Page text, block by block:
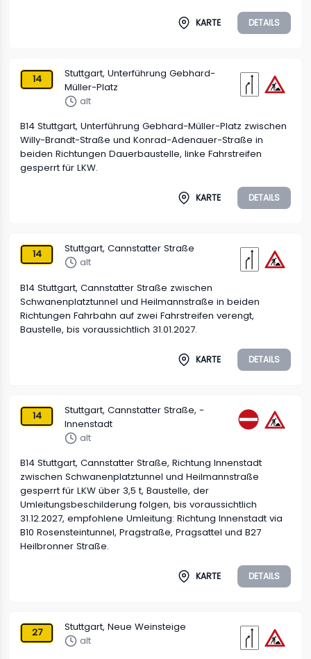
KARTE DETAILS
14
Stuttgart, Unterführung Gebhard-
Müller-Platz
alt
B14 Stuttgart, Unterführung Gebhard-Müller-Platz zwischen
Willy-Brandt-Straße und Konrad-Adenauer-Straße in
beiden Richtungen Dauerbaustelle, linke Fahrstreifen
gesperrt für LKW.
KARTE DETAILS
14
Stuttgart, Cannstatter Straße
alt
B14 Stuttgart, Cannstatter Straße zwischen
Schwanenplatztunnel und Heilmannstraße in beiden
Richtungen Fahrbahn auf zwei Fahrstreifen verengt,
Baustelle, bis voraussichtlich 31.01.2027.
KARTE DETAILS
14
Stuttgart, Cannstatter Straße, -
Innenstadt
alt
B14 Stuttgart, Cannstatter Straße, Richtung Innenstadt
zwischen Schwanenplatztunnel und Heilmannstraße
gesperrt für LKW über 3,5 t, Baustelle, der
Umleitungsbeschilderung folgen, bis voraussichtlich
31.12.2027, empfohlene Umleitung: Richtung Innenstadt via
B10 Rosensteintunnel, Pragstraße, Pragsattel und B27
Heilbronner Straße.
KARTE DETAILS
27
Stuttgart, Neue Weinsteige
alt